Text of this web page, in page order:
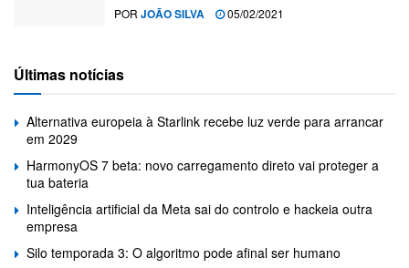
POR JOÃO SILVA 05/02/2021
Últimas notícias
Alternativa europeia à Starlink recebe luz verde para arrancar
em 2029
HarmonyOS 7 beta: novo carregamento direto vai proteger a
tua bateria
Inteligência artificial da Meta sai do controlo e hackeia outra
empresa
Silo temporada 3: O algoritmo pode afinal ser humano